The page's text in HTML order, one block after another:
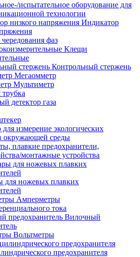
испытательное оборудование для
технологии
Индикатор
фаз
Клещи
Контрольный стержень
Мегаомметр
Мультиметр
детектор газа
для измерение экологических
окружающей среды
плавкие предохранители,
монтажные устройства
для ножевых плавких
Амперметры
тока
Вилочный
Вольтметры
предохранителя